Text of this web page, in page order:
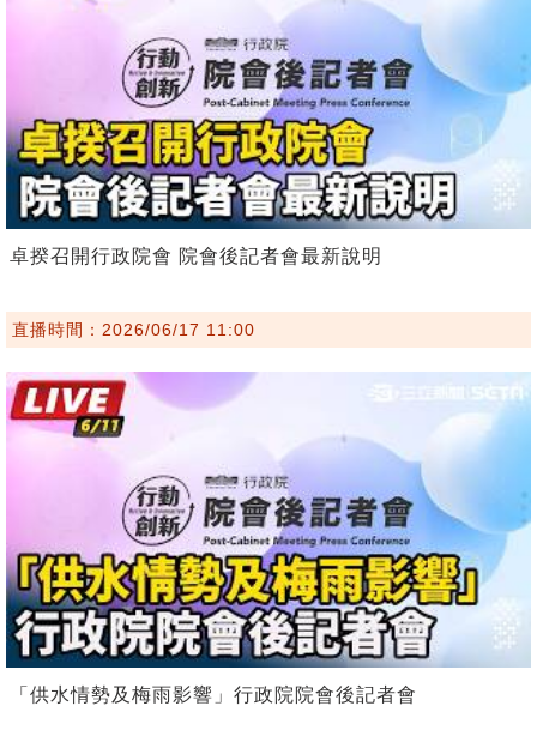
卓揆召開行政院會 院會後記者會最新說明
直播時間：2026/06/17 11:00
「供水情勢及梅雨影響」行政院院會後記者會